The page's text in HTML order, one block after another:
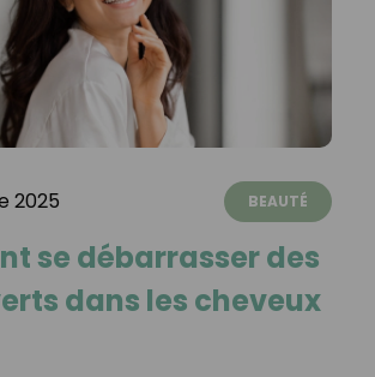
2025 BEAUTÉ
se débarrasser des
dans les cheveux